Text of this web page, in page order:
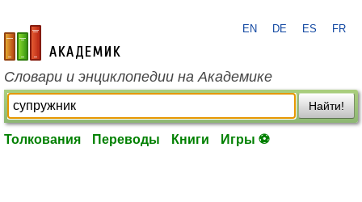
academic.ru
EN DE ES FR
Словари и энциклопедии на Академике
Найти!
Толкования Переводы Книги Игры ⚽